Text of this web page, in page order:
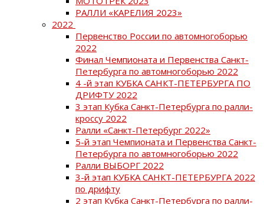
РАЛЛИ «КАРЕЛИЯ 2023»
2022
Первенство России по автомногоборью
2022
Финал Чемпионата и Первенства Санкт-
Петербурга по автомногоборью 2022
4 -й этап КУБКА САНКТ-ПЕТЕРБУРГА ПО
ДРИФТУ 2022
3 этап Кубка Санкт-Петербурга по ралли-
кроссу 2022
Ралли «Санкт-Петербург 2022»
5-й этап Чемпионата и Первенства Санкт-
Петербурга по автомногоборью 2022
Ралли ВЫБОРГ 2022
3-й этап КУБКА САНКТ-ПЕТЕРБУРГА 2022
по дрифту
2 этап Кубка Санкт-Петербурга по ралли-